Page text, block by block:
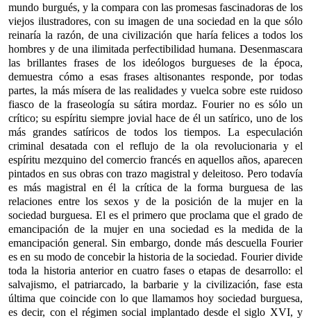
mundo burgués, y la compara con las promesas fascinadoras de los
viejos ilustradores, con su imagen de una sociedad en la que sólo
reinaría la razón, de una civilización que haría felices a todos los
hombres y de una ilimitada perfectibilidad humana. Desenmascara
las brillantes frases de los ideólogos burgueses de la época,
demuestra cómo a esas frases altisonantes responde, por todas
partes, la más mísera de las realidades y vuelca sobre este ruidoso
fiasco de la fraseología su sátira mordaz. Fourier no es sólo un
crítico; su espíritu siempre jovial hace de él un satírico, uno de los
más grandes satíricos de todos los tiempos. La especulación
criminal desatada con el reflujo de la ola revolucionaria y el
espíritu mezquino del comercio francés en aquellos años, aparecen
pintados en sus obras con trazo magistral y deleitoso. Pero todavía
es más magistral en él la crítica de la forma burguesa de las
relaciones entre los sexos y de la posición de la mujer en la
sociedad burguesa. El es el primero que proclama que el grado de
emancipación de la mujer en una sociedad es la medida de la
emancipación general. Sin embargo, donde más descuella Fourier
es en su modo de concebir la historia de la sociedad. Fourier divide
toda la historia anterior en cuatro fases o etapas de desarrollo: el
salvajismo, el patriarcado, la barbarie y la civilización, fase esta
última que coincide con lo que llamamos hoy sociedad burguesa,
es decir, con el régimen social implantado desde el siglo XVI, y